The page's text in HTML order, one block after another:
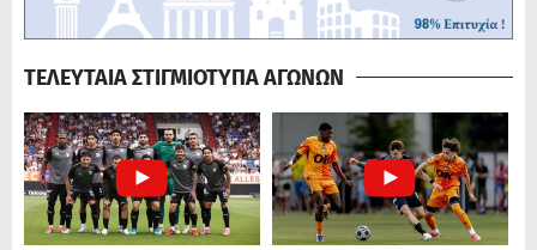
ΤΕΛΕΥΤΑΙΑ ΣΤΙΓΜΙΟΤΥΠΑ ΑΓΩΝΩΝ